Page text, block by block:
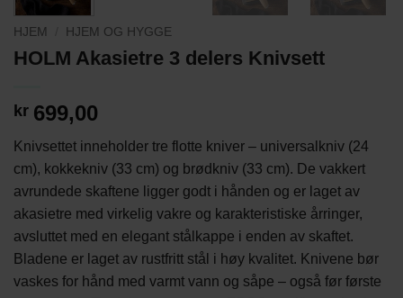
HJEM HJEM OG HYGGE
HOLM Akasietre 3 delers Knivsett
kr 699,00
Knivsettet inneholder tre flotte kniver – universalkniv (24
cm), kokkekniv (33 cm) og brødkniv (33 cm). De vakkert
avrundede skaftene ligger godt i hånden og er laget av
akasietre med virkelig vakre og karakteristiske årringer,
avsluttet med en elegant stålkappe i enden av skaftet.
Bladene er laget av rustfritt stål i høy kvalitet. Knivene bør
vaskes for hånd med varmt vann og såpe – også før første